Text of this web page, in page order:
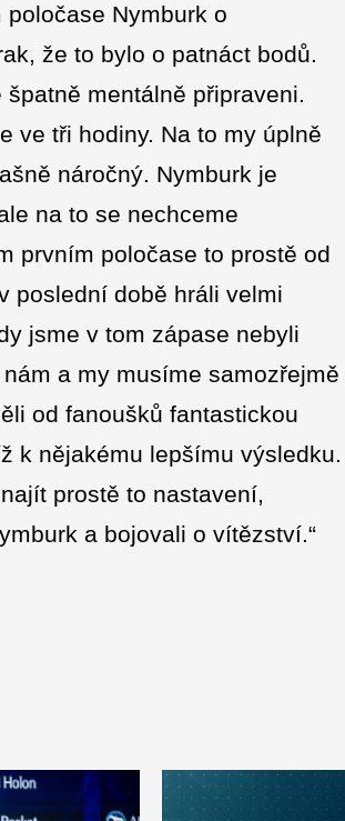
Nymburk o
že to bylo o patnáct bodů.
mentálně připraveni.
ve tři hodiny. Na to my úplně
náročný. Nymburk je
na to se nechceme
prvním poločase to prostě od
poslední době hráli velmi
jsme v tom zápase nebyli
a my musíme samozřejmě
od fanoušků fantastickou
k nějakému lepšímu výsledku.
prostě to nastavení,
a bojovali o vítězství.“